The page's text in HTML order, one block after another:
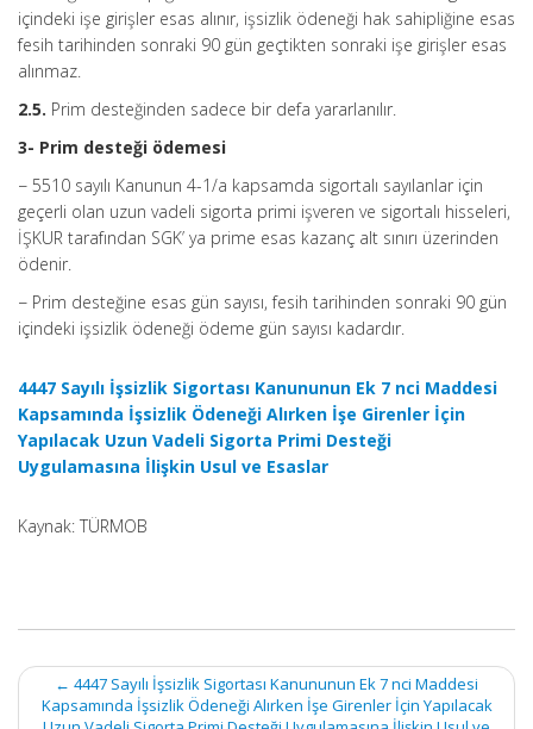
içindeki işe girişler esas alınır, işsizlik ödeneği hak sahipliğine esas
fesih tarihinden sonraki 90 gün geçtikten sonraki işe girişler esas
alınmaz.
2.5. Prim desteğinden sadece bir defa yararlanılır.
3- Prim desteği ödemesi
− 5510 sayılı Kanunun 4-1/a kapsamda sigortalı sayılanlar için
geçerli olan uzun vadeli sigorta primi işveren ve sigortalı hisseleri,
İŞKUR tarafından SGK’ ya prime esas kazanç alt sınırı üzerinden
ödenir.
− Prim desteğine esas gün sayısı, fesih tarihinden sonraki 90 gün
içindeki işsizlik ödeneği ödeme gün sayısı kadardır.
4447 Sayılı İşsizlik Sigortası Kanununun Ek 7 nci Maddesi
Kapsamında İşsizlik Ödeneği Alırken İşe Girenler İçin
Yapılacak Uzun Vadeli Sigorta Primi Desteği
Uygulamasına İlişkin Usul ve Esaslar
Kaynak: TÜRMOB
Post
navigation
← 4447 Sayılı İşsizlik Sigortası Kanununun Ek 7 nci Maddesi
Kapsamında İşsizlik Ödeneği Alırken İşe Girenler İçin Yapılacak